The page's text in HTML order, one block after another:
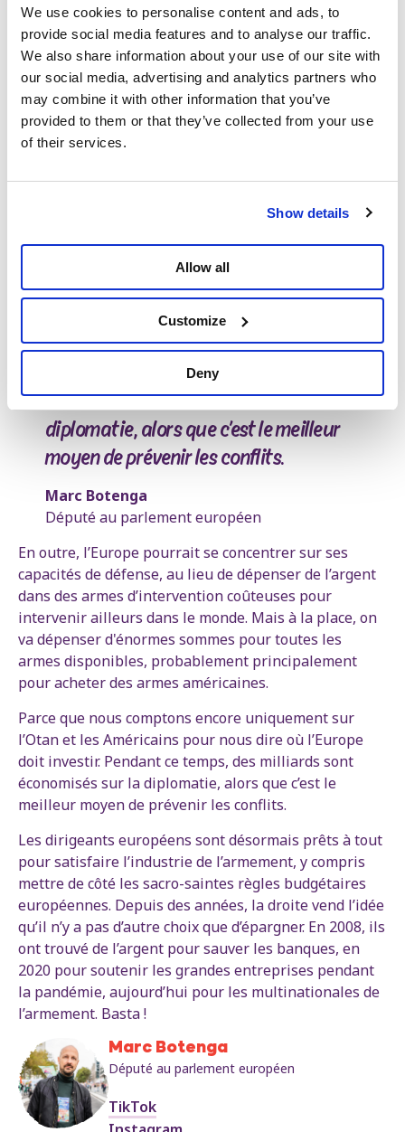
We use cookies to personalise content and ads, to
provide social media features and to analyse our traffic.
We also share information about your use of our site with
our social media, advertising and analytics partners who
may combine it with other information that you’ve
provided to them or that they’ve collected from your use
of their services.
Show details
Allow all
Customize
Deny
pourrait pas gagner un conflit avec l’Occident, car
même Union européenne elle-même est beaucoup
plus grande, plus riche et mieux armée.
L’Europe ne devrait pas se concentrer sur
l’augmentation des dépenses consacrées à la défense,
mais sur une utilisation plus intelligente de son
réalisée par la Commission elle-même indique qu’une
plus grande coopération entre les États membres
de milliards d’euros.
Nous comptons encore uniquement sur
l’Otan et les Américains pour nous dire où
l’Europe doit investir. Pendant ce temps,
des milliards sont économisés sur la
diplomatie, alors que c’est le meilleur
moyen de prévenir les conflits.
Marc Botenga
Député au parlement européen
En outre, l’Europe pourrait se concentrer sur ses
capacités de défense, au lieu de dépenser de l’argent
dans des armes d’intervention coûteuses pour
intervenir ailleurs dans le monde. Mais à la place, on
va dépenser d'énormes sommes pour toutes les
armes disponibles, probablement principalement
pour acheter des armes américaines.
Parce que nous comptons encore uniquement sur
l’Otan et les Américains pour nous dire où l’Europe
doit investir. Pendant ce temps, des milliards sont
économisés sur la diplomatie, alors que c’est le
meilleur moyen de prévenir les conflits.
Les dirigeants européens sont désormais prêts à tout
pour satisfaire l’industrie de l’armement, y compris
mettre de côté les sacro-saintes règles budgétaires
européennes. Depuis des années, la droite vend l’idée
qu’il n’y a pas d’autre choix que d’épargner. En 2008, ils
ont trouvé de l’argent pour sauver les banques, en
2020 pour soutenir les grandes entreprises pendant
la pandémie, aujourd’hui pour les multinationales de
l’armement. Basta !
Marc Botenga
Député au parlement européen
TikTok